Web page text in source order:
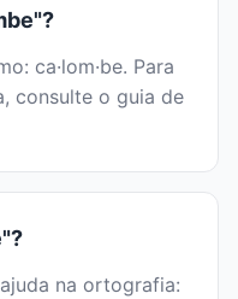
ca·lom·be. Para
consulte o guia de
na ortografia: